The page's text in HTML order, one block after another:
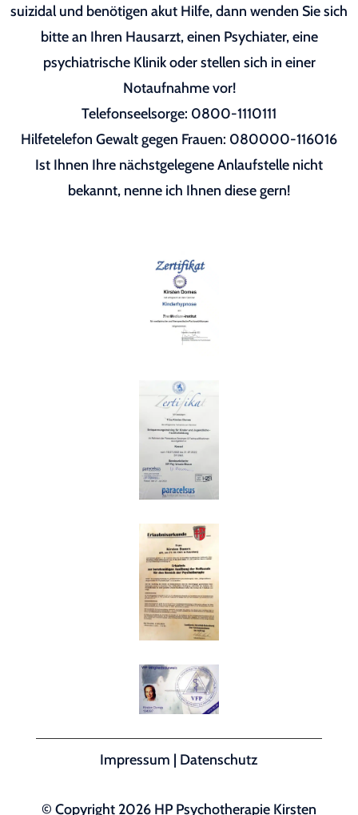
suizidal und benötigen akut Hilfe, dann wenden Sie sich
bitte an Ihren Hausarzt, einen Psychiater, eine
psychiatrische Klinik oder stellen sich in einer
Notaufnahme vor!
Telefonseelsorge: 0800-1110111
Hilfetelefon Gewalt gegen Frauen: 080000-116016
Ist Ihnen Ihre nächstgelegene Anlaufstelle nicht
bekannt, nenne ich Ihnen diese gern!
Impressum | Datenschutz
© Copyright 2026 HP Psychotherapie Kirsten